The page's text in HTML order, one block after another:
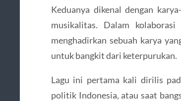
Keduanya dikenal dengan
musikalitas. Dalam
menghadirkan sebuah karya
untuk bangkit dari keterpurukan.
Lagu ini pertama kali dirilis
politik Indonesia, atau saat